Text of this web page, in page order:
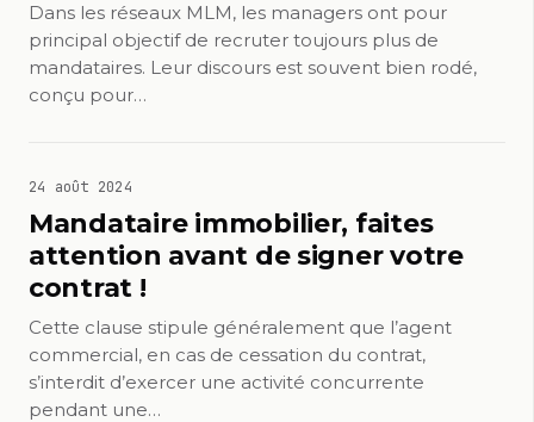
Dans les réseaux MLM, les managers ont pour
principal objectif de recruter toujours plus de
mandataires. Leur discours est souvent bien rodé,
conçu pour…
24 août 2024
Mandataire immobilier, faites
attention avant de signer votre
contrat !
Cette clause stipule généralement que l’agent
commercial, en cas de cessation du contrat,
s’interdit d’exercer une activité concurrente
pendant une…